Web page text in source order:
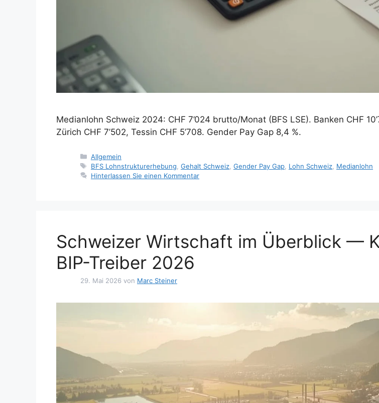
Medianlohn Schweiz 2024: CHF 7’024 brutto/Monat (BFS LSE). Banken CHF
Zürich CHF 7’502, Tessin CHF 5’708. Gender Pay Gap 8,4 %.
Kategorien
Allgemein
Tags
BFS Lohnstrukturerhebung Gehalt Schweiz, Gender Pay Gap, Lohn Schweiz, Medianlohn
Hinterlassen Sie einen Kommentar
Schweizer Wirtschaft im Überblick —
BIP-Treiber 2026
29. Mai 2026 von Marc Steiner